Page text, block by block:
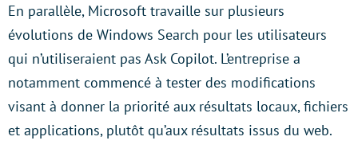
En parallèle, Microsoft travaille sur plusieurs
évolutions de Windows Search pour les utilisateurs
qui n’utiliseraient pas Ask Copilot. L’entreprise a
notamment commencé à tester des modifications
visant à donner la priorité aux résultats locaux, fichiers
et applications, plutôt qu’aux résultats issus du web.